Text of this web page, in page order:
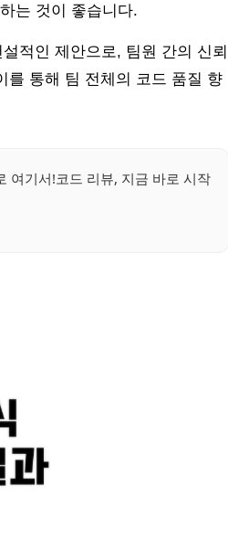
는 것이 좋습니다.
적인 제안으로, 팀원 간의 신뢰
를 통해 팀 전체의 코드 품질 향
여기서!코드 리뷰, 지금 바로 시작